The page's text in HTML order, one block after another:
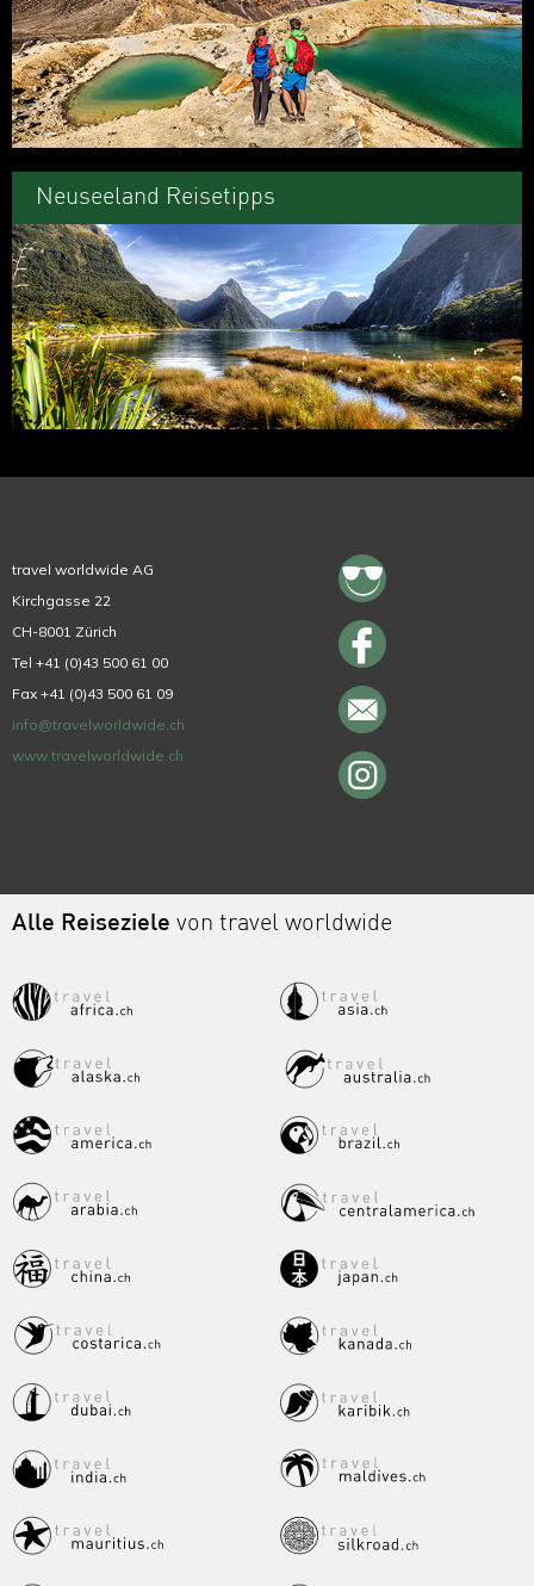
Neuseeland Reisetipps
travel worldwide AG
Kirchgasse 22
CH-8001 Zürich
Tel +41 (0)43 500 61 00
Fax +41 (0)43 500 61 09
info@travelworldwide.ch
www.travelworldwide.ch
Alle Reiseziele von travel worldwide